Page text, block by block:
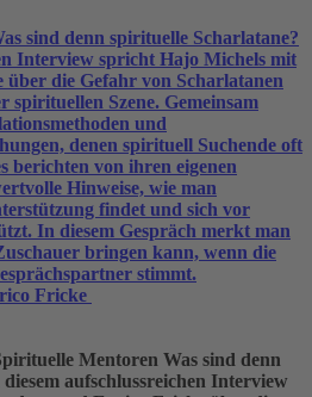
sind denn spirituelle Scharlatane?
Interview spricht Hajo Michels mit
die Gefahr von Scharlatanen
spirituellen Szene. Gemeinsam
und
denen spirituell Suchende oft
berichten von ihren eigenen
Hinweise, wie man
findet und sich vor
In diesem Gespräch merkt man
bringen kann, wenn die
stimmt.
Mentoren Was sind denn
aufschlussreichen Interview